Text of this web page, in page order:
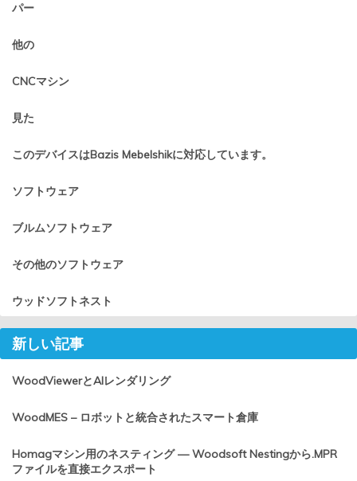
パー
他の
CNCマシン
見た
このデバイスはBazis Mebelshikに対応しています。
ソフトウェア
ブルムソフトウェア
その他のソフトウェア
ウッドソフトネスト
新しい記事
WoodViewerとAIレンダリング
WoodMES – ロボットと統合されたスマート倉庫
Homagマシン用のネスティング — Woodsoft Nestingから.MPR
ファイルを直接エクスポート